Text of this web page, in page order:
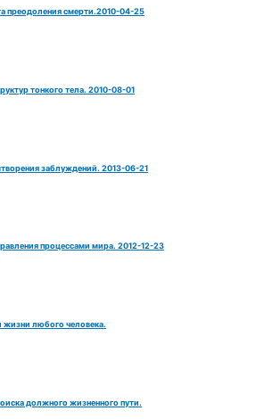
преодоления смерти.2010-04-25
тонкого тела. 2010-08-01
заблуждений. 2013-06-21
процессами мира. 2012-12-23
жизни любого человека.
должного жизненного пути.